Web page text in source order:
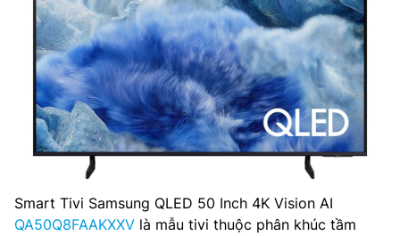
Smart Tivi Samsung QLED 50 Inch 4K Vision AI
QA50Q8FAAKXXV là mẫu tivi thuộc phân khúc tầm